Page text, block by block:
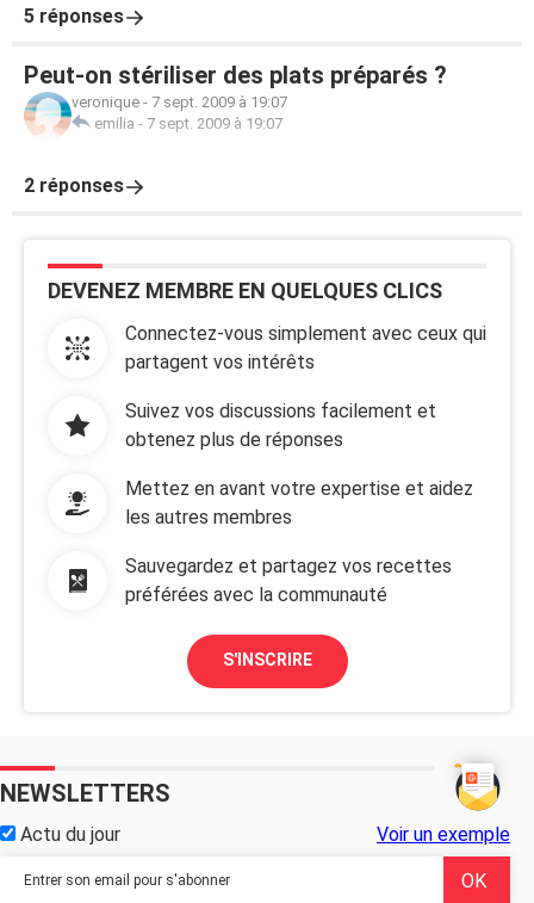
5 réponses
Peut-on stériliser des plats préparés ?
veronique - 7 sept. 2009 à 19:07
emilia - 7 sept. 2009 à 19:07
2 réponses
DEVENEZ MEMBRE EN QUELQUES CLICS
Connectez-vous simplement avec ceux qui
partagent vos intérêts
Suivez vos discussions facilement et
obtenez plus de réponses
Mettez en avant votre expertise et aidez
les autres membres
Sauvegardez et partagez vos recettes
préférées avec la communauté
S'INSCRIRE
NEWSLETTERS
Actu du jour Voir un exemple